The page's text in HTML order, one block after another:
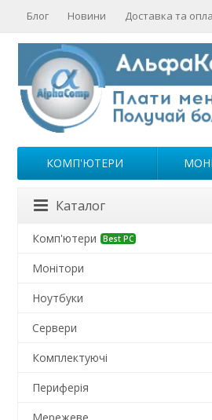
Блог Новини Доставка та
КОМП'ЮТЕРИ
Каталог
Комп'ютери Best PC
Монітори
Ноутбуки
Сервери
Комплектуючі
Периферія